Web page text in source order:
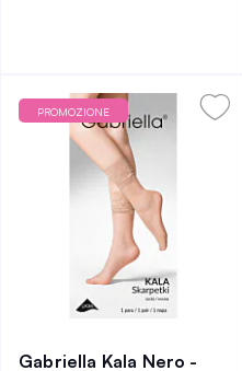
PROMOZIONE
Gabriella Kala Nero -